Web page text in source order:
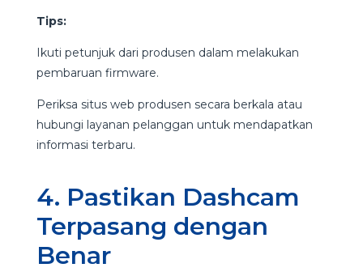
Tips:
Ikuti petunjuk dari produsen dalam melakukan
pembaruan firmware.
Periksa situs web produsen secara berkala atau
hubungi layanan pelanggan untuk mendapatkan
informasi terbaru.
4. Pastikan Dashcam
Terpasang dengan
Benar